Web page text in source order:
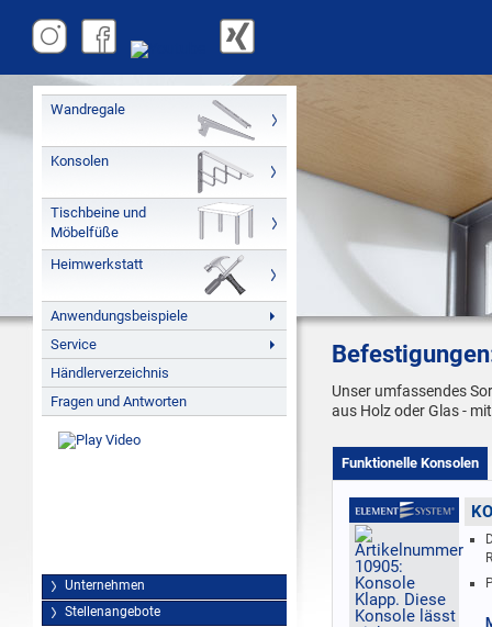
Wandregale
Konsolen
Tischbeine und
Möbelfüße
Heimwerkstatt
Anwendungsbeispiele
Service
Händlerverzeichnis
Fragen und Antworten
Unternehmen
Stellenangebote
Unser umfassendes
aus Holz oder Glas -
Funktionelle Konsolen